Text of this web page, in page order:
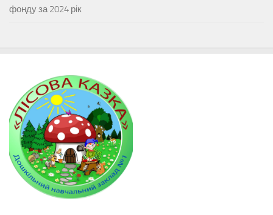
фонду за 2024 рік